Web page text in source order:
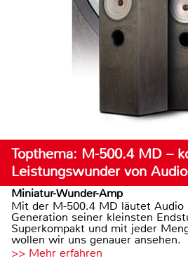
Topthema: M-500.4 MD –
Leistungswunder von
Miniatur-Wunder-Amp
Mit der M-500.4 MD läutet Audio
Generation seiner kleinsten
Superkompakt und mit jeder
wollen wir uns genauer ansehen.
>> Mehr erfahren